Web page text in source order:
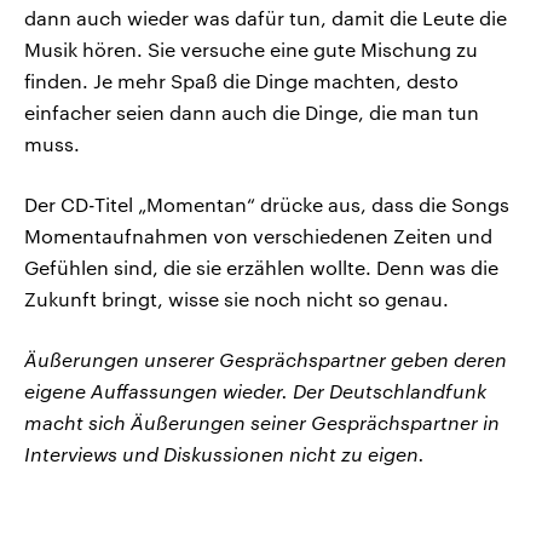
dann auch wieder was dafür tun, damit die Leute die
Musik hören. Sie versuche eine gute Mischung zu
finden. Je mehr Spaß die Dinge machten, desto
einfacher seien dann auch die Dinge, die man tun
muss.
Der CD-Titel „Momentan“ drücke aus, dass die Songs
Momentaufnahmen von verschiedenen Zeiten und
Gefühlen sind, die sie erzählen wollte. Denn was die
Zukunft bringt, wisse sie noch nicht so genau.
Äußerungen unserer Gesprächspartner geben deren
eigene Auffassungen wieder. Der Deutschlandfunk
macht sich Äußerungen seiner Gesprächspartner in
Interviews und Diskussionen nicht zu eigen.